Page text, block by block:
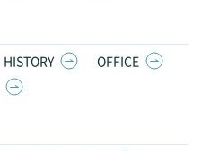
HISTORY
OFFICE